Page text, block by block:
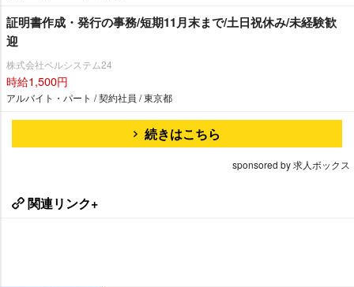
証明書作成・発行の事務/短期11月末まで/土日祝休み/未経験歓
迎
株式会社ベルシステム24
時給1,500円
アルバイト・パート / 契約社員 / 東京都
続きはこちら
sponsored by 求人ボックス
関連リンク+